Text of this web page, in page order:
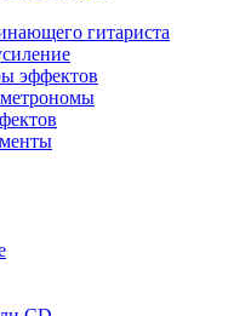
гитариста
эффектов